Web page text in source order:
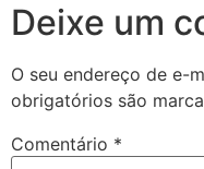
Deixe um
O seu endereço de e-
obrigatórios são
Comentário *